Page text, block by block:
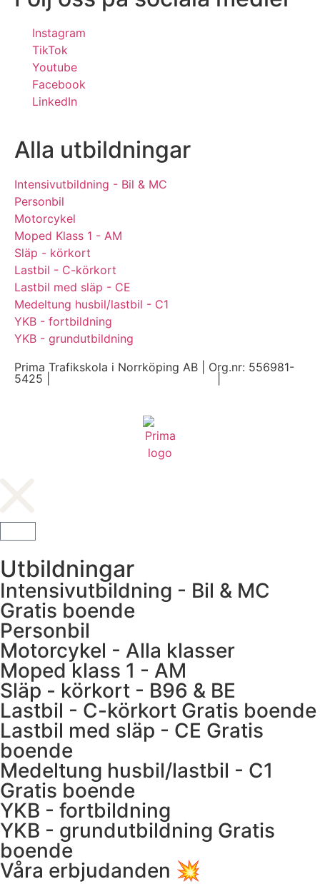
Instagram
TikTok
Youtube
Facebook
LinkedIn
Alla utbildningar
Intensivutbildning - Bil & MC
Personbil
Motorcykel
Moped Klass 1 - AM
Släp - körkort
Lastbil - C-körkort
Lastbil med släp - CE
Medeltung husbil/lastbil - C1
YKB - fortbildning
YKB - grundutbildning
Prima Trafikskola i Norrköping AB | Org.nr: 556981-
5425 |
Hantering av personuppgifter |Köpvillkor
Utbildningar
Intensivutbildning - Bil & MC
Gratis boende
Personbil
Motorcykel - Alla klasser
Moped klass 1 - AM
Släp - körkort - B96 & BE
Lastbil - C-körkort Gratis boende
Lastbil med släp - CE Gratis
boende
Medeltung husbil/lastbil - C1
Gratis boende
YKB - fortbildning
YKB - grundutbildning Gratis
boende
Våra erbjudanden 💥